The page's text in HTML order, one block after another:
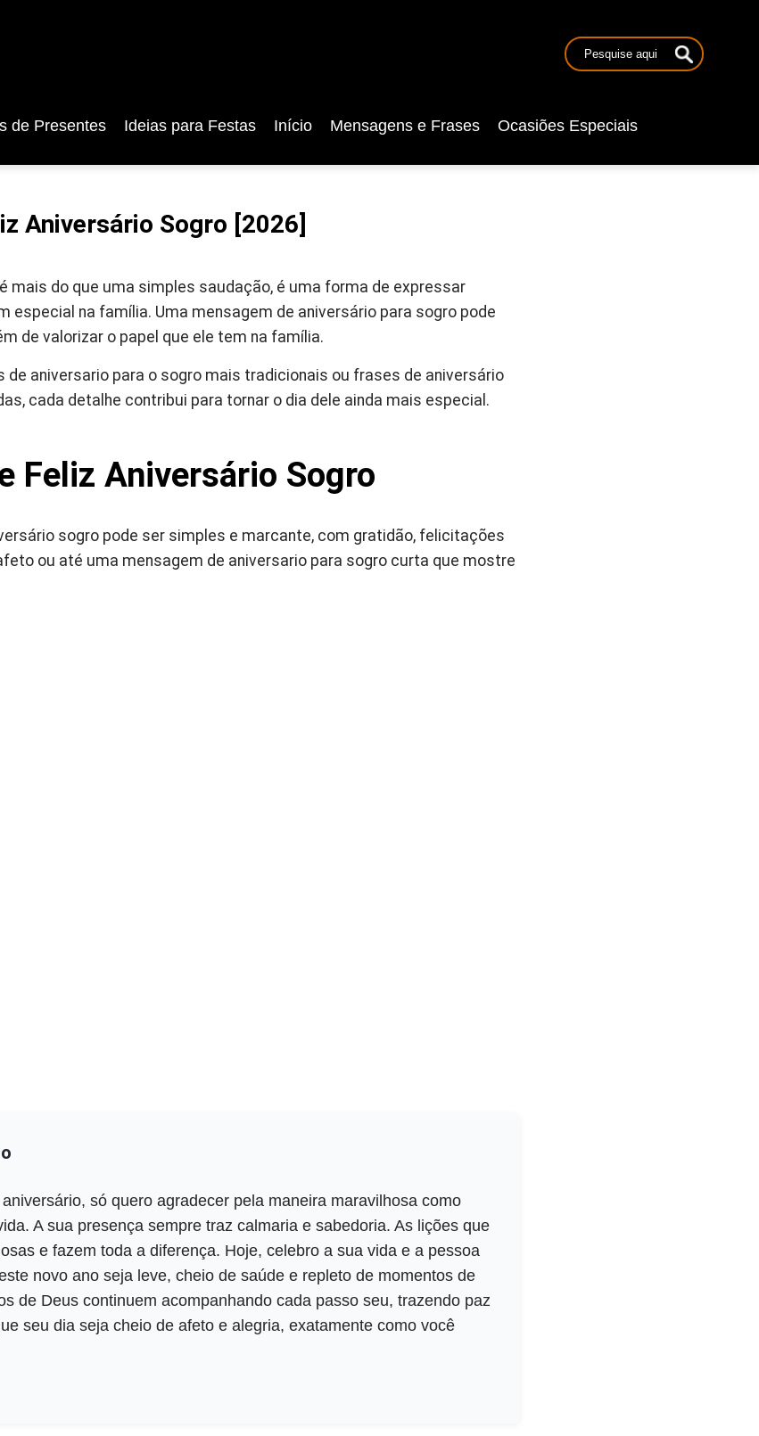
de Presentes Ideias para Festas Início Mensagens e Frases Ocasiões Especiais
Aniversário Sogro [2026]
mais do que uma simples saudação, é uma forma de expressar
especial na família. Uma mensagem de aniversário para sogro pode
de valorizar o papel que ele tem na família.
de aniversario para o sogro mais tradicionais ou frases de aniversário
cada detalhe contribui para tornar o dia dele ainda mais especial.
Feliz Aniversário Sogro
sogro pode ser simples e marcante, com gratidão, felicitações
ou até uma mensagem de aniversario para sogro curta que mostre
só quero agradecer pela maneira maravilhosa como
A sua presença sempre traz calmaria e sabedoria. As lições que
e fazem toda a diferença. Hoje, celebro a sua vida e a pessoa
novo ano seja leve, cheio de saúde e repleto de momentos de
de Deus continuem acompanhando cada passo seu, trazendo paz
seu dia seja cheio de afeto e alegria, exatamente como você